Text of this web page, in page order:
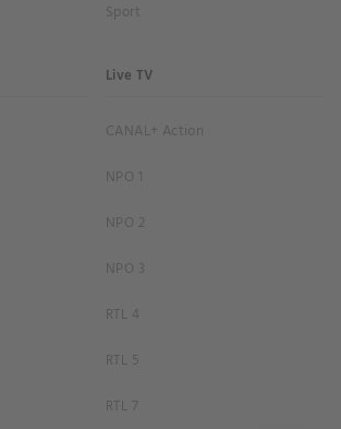
Sport
Live TV
CANAL+ Action
NPO 1
NPO 2
NPO 3
RTL 4
RTL 5
RTL 7